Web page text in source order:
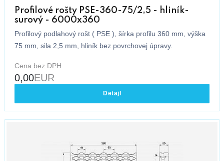
Profilové rošty PSE-360-75/2,5 - hliník-
surový - 6000x360
Profilový podlahový rošt ( PSE ), šírka profilu 360 mm, výška
75 mm, sila 2,5 mm, hliník bez povrchovej úpravy.
Cena bez DPH
0,00EUR
Detajl